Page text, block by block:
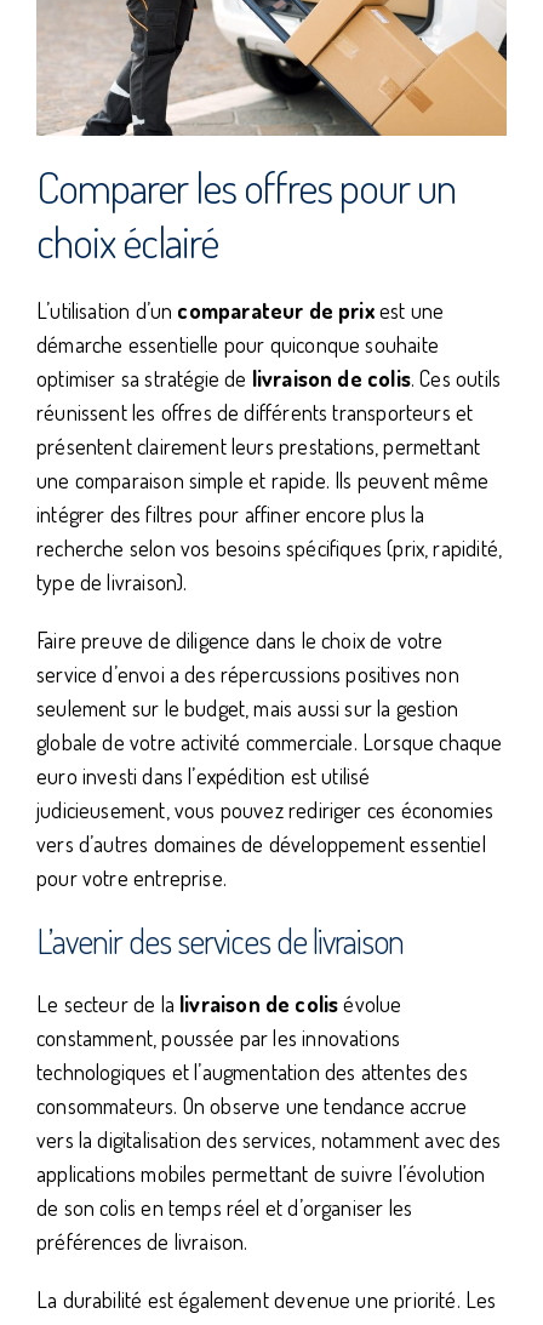
Comparer les offres pour un
choix éclairé
L’utilisation d’un comparateur de prixest une
démarche essentielle pour quiconque souhaite
optimiser sa stratégie de livraison de colis. Ces outils
réunissent les offres de différents transporteurs et
présentent clairement leurs prestations, permettant
une comparaison simple et rapide. Ils peuvent même
intégrer des filtres pour affiner encore plus la
recherche selon vos besoins spécifiques (prix, rapidité,
type de livraison).
Faire preuve de diligence dans le choix de votre
service d’envoi a des répercussions positives non
seulement sur le budget, mais aussi sur la gestion
globale de votre activité commerciale. Lorsque chaque
euro investi dans l’expédition est utilisé
judicieusement, vous pouvez rediriger ces économies
vers d’autres domaines de développement essentiel
pour votre entreprise.
L’avenir des services de livraison
Le secteur de la livraison de colisévolue
constamment, poussée par les innovations
technologiques et l’augmentation des attentes des
consommateurs. On observe une tendance accrue
vers la digitalisation des services, notamment avec des
applications mobiles permettant de suivre l’évolution
de son colis en temps réel et d’organiser les
préférences de livraison.
La durabilité est également devenue une priorité. Les